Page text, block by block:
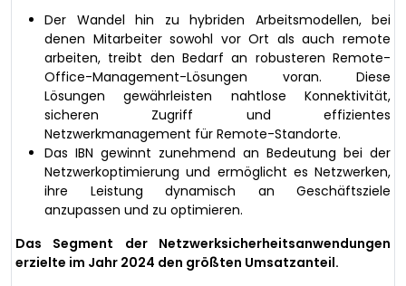
Der Wandel hin zu hybriden Arbeitsmodellen, bei
denen Mitarbeiter sowohl vor Ort als auch remote
arbeiten, treibt den Bedarf an robusteren Remote-
Office-Management-Lösungen voran. Diese
Lösungen gewährleisten nahtlose Konnektivität,
sicheren Zugriff und effizientes
Netzwerkmanagement für Remote-Standorte.
Das IBN gewinnt zunehmend an Bedeutung bei der
Netzwerkoptimierung und ermöglicht es Netzwerken,
ihre Leistung dynamisch an Geschäftsziele
anzupassen und zu optimieren.
Das Segment der Netzwerksicherheitsanwendungen
erzielte im Jahr 2024 den größten Umsatzanteil.